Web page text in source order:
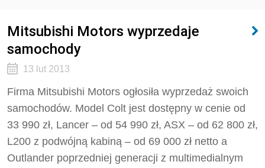
Mitsubishi Motors wyprzedaje
samochody
13 lut 2013
Firma Mitsubishi Motors ogłosiła wyprzedaż swoich
samochodów. Model Colt jest dostępny w cenie od
33 990 zł, Lancer – od 54 990 zł, ASX – od 62 800 zł,
L200 z podwójną kabiną – od 69 000 zł netto a
Outlander poprzedniej generacji z multimedialnym